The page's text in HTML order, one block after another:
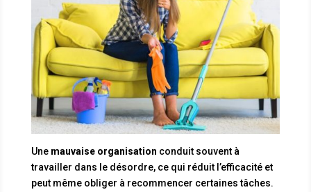
Une mauvaise organisation conduit souvent à
travailler dans le désordre, ce qui réduit l’efficacité et
peut même obliger à recommencer certaines tâches.